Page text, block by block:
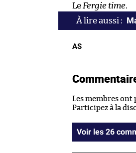
Le Fergie time.
AS
Les membres ont
Participez à la
Voir les